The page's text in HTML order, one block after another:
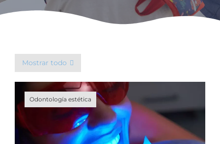
Mostrar todo
Odontología estética